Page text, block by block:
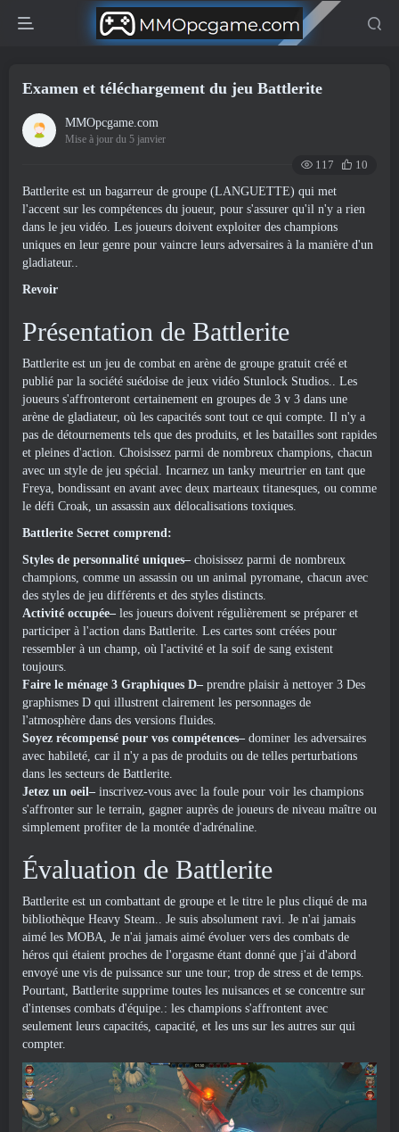
Examen et téléchargement du jeu Battlerite
MMOpcgame.com
Mise à jour du 5 janvier
117
10
Battlerite est un bagarreur de groupe (LANGUETTE) qui met
l'accent sur les compétences du joueur, pour s'assurer qu'il n'y a rien
dans le jeu vidéo. Les joueurs doivent exploiter des champions
uniques en leur genre pour vaincre leurs adversaires à la manière d'un
gladiateur..
Revoir
Présentation de Battlerite
Battlerite est un jeu de combat en arène de groupe gratuit créé et
publié par la société suédoise de jeux vidéo Stunlock Studios.. Les
joueurs s'affronteront certainement en groupes de 3 v 3 dans une
arène de gladiateur, où les capacités sont tout ce qui compte. Il n'y a
pas de détournements tels que des produits, et les batailles sont rapides
et pleines d'action. Choisissez parmi de nombreux champions, chacun
avec un style de jeu spécial. Incarnez un tanky meurtrier en tant que
Freya, bondissant en avant avec deux marteaux titanesques, ou comme
le défi Croak, un assassin aux délocalisations toxiques.
Battlerite Secret comprend:
Styles de personnalité uniques– choisissez parmi de nombreux
champions, comme un assassin ou un animal pyromane, chacun avec
des styles de jeu différents et des styles distincts.
Activité occupée– les joueurs doivent régulièrement se préparer et
participer à l'action dans Battlerite. Les cartes sont créées pour
ressembler à un champ, où l'activité et la soif de sang existent
toujours.
Faire le ménage 3 Graphiques D– prendre plaisir à nettoyer 3 Des
graphismes D qui illustrent clairement les personnages de
l'atmosphère dans des versions fluides.
Soyez récompensé pour vos compétences– dominer les adversaires
avec habileté, car il n'y a pas de produits ou de telles perturbations
dans les secteurs de Battlerite.
Jetez un oeil– inscrivez-vous avec la foule pour voir les champions
s'affronter sur le terrain, gagner auprès de joueurs de niveau maître ou
simplement profiter de la montée d'adrénaline.
Évaluation de Battlerite
Battlerite est un combattant de groupe et le titre le plus cliqué de ma
bibliothèque Heavy Steam.. Je suis absolument ravi. Je n'ai jamais
aimé les MOBA, Je n'ai jamais aimé évoluer vers des combats de
héros qui étaient proches de l'orgasme étant donné que j'ai d'abord
envoyé une vis de puissance sur une tour; trop de stress et de temps.
Pourtant, Battlerite supprime toutes les nuisances et se concentre sur
d'intenses combats d'équipe.: les champions s'affrontent avec
seulement leurs capacités, capacité, et les uns sur les autres sur qui
compter.